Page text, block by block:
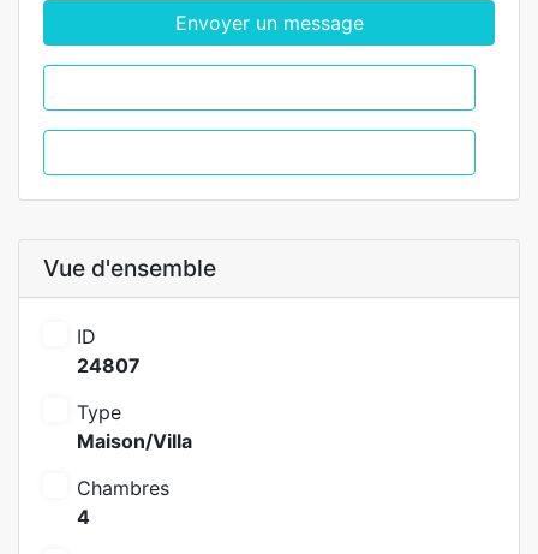
Envoyer un message
Vue d'ensemble
ID
24807
Type
Maison/Villa
Chambres
4